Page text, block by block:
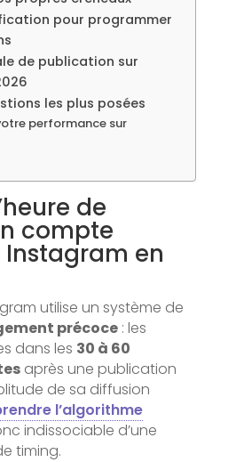
pour programmer
de publication sur
les plus posées
performance sur
de
compte
en
utilise un système de
précoce: les
dans les 30 à 60
après une publication
de sa diffusion
l’algorithme
indissociable d’une
timing.